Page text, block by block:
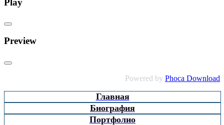
Preview
Powered by Phoca Download
Главная
Биография
Портфолио